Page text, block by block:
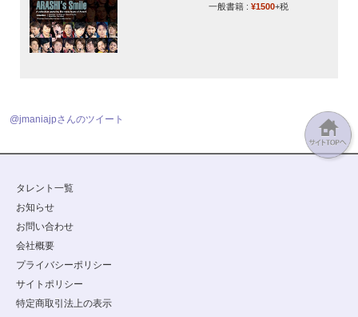
一般書籍 : ¥1500+税
@jmaniajpさんのツイート
タレント一覧
お知らせ
お問い合わせ
会社概要
プライバシーポリシー
サイトポリシー
特定商取引法上の表示